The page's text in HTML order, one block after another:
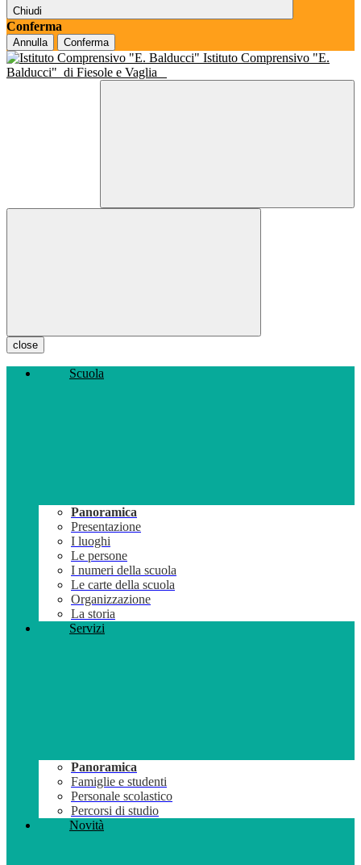
Chiudi
Conferma
Annulla Conferma
Istituto Comprensivo "E.
Balducci" di Fiesole e Vaglia
close
Scuola
Panoramica
Presentazione
I luoghi
Le persone
I numeri della scuola
Le carte della scuola
Organizzazione
La storia
Servizi
Panoramica
Famiglie e studenti
Personale scolastico
Percorsi di studio
Novità